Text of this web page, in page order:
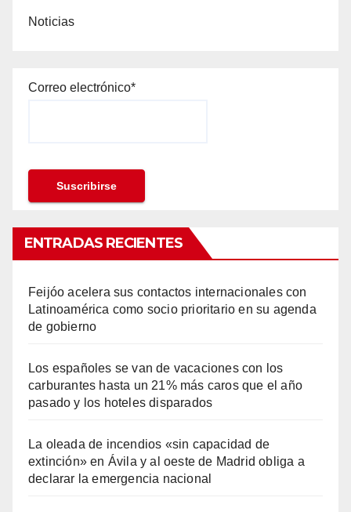
Noticias
Correo electrónico*
ENTRADAS RECIENTES
Feijóo acelera sus contactos internacionales con
Latinoamérica como socio prioritario en su agenda
de gobierno
Los españoles se van de vacaciones con los
carburantes hasta un 21% más caros que el año
pasado y los hoteles disparados
La oleada de incendios «sin capacidad de
extinción» en Ávila y al oeste de Madrid obliga a
declarar la emergencia nacional